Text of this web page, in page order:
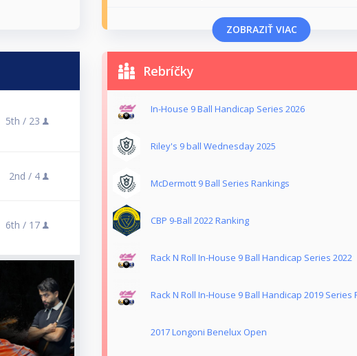
ZOBRAZIŤ VIAC
5th / 23
2nd / 4
6th / 17
Rebríčky
In-House 9 Ball Handicap Series 2026
Riley's 9 ball Wednesday 2025
McDermott 9 Ball Series Rankings
CBP 9-Ball 2022 Ranking
Rack N Roll In-House 9 Ball Handicap Series 2022
Rack N Roll In-House 9 Ball Handicap 2019 Series
2017 Longoni Benelux Open